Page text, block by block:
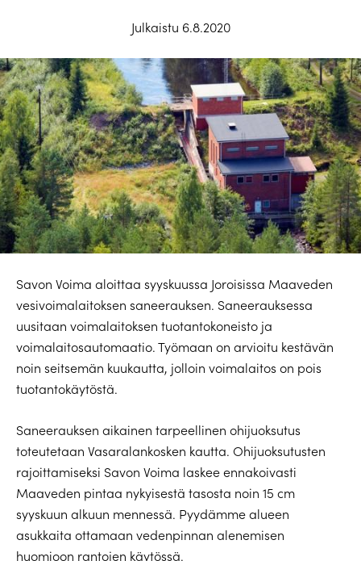
Julkaistu 6.8.2020
Savon Voima aloittaa syyskuussa Joroisissa Maaveden
vesivoimalaitoksen saneerauksen. Saneerauksessa
uusitaan voimalaitoksen tuotantokoneisto ja
voimalaitosautomaatio. Työmaan on arvioitu kestävän
noin seitsemän kuukautta, jolloin voimalaitos on pois
tuotantokäytöstä.
Saneerauksen aikainen tarpeellinen ohijuoksutus
toteutetaan Vasaralankosken kautta. Ohijuoksutusten
rajoittamiseksi Savon Voima laskee ennakoivasti
Maaveden pintaa nykyisestä tasosta noin 15 cm
syyskuun alkuun mennessä. Pyydämme alueen
asukkaita ottamaan vedenpinnan alenemisen
huomioon rantojen käytössä.